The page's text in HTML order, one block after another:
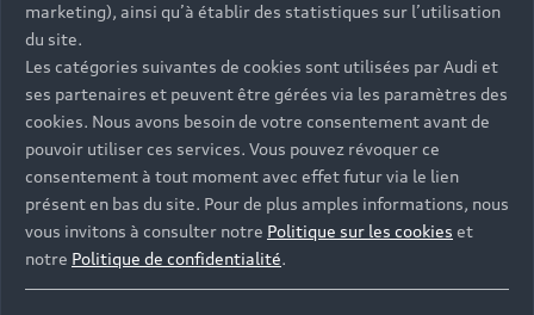
marketing), ainsi qu’à établir des statistiques sur l’utilisation
du site.
Les catégories suivantes de cookies sont utilisées par Audi et
ses partenaires et peuvent être gérées via les paramètres des
cookies. Nous avons besoin de votre consentement avant de
pouvoir utiliser ces services. Vous pouvez révoquer ce
consentement à tout moment avec effet futur via le lien
présent en bas du site. Pour de plus amples informations, nous
vous invitons à consulter notre Politique sur les cookies et
notre Politique de confidentialité.